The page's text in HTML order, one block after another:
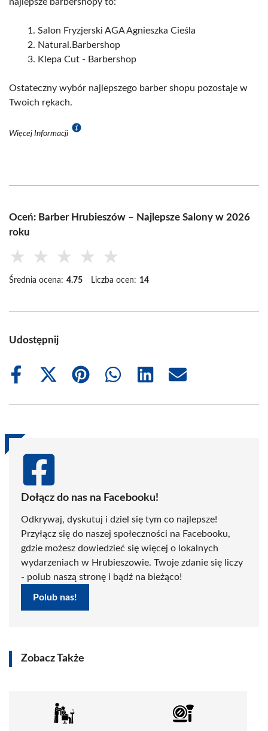
Salon Fryzjerski AGA Agnieszka Cieśla
Natural.Barbershop
Klepa Cut - Barbershop
Ostateczny wybór najlepszego barber shopu pozostaje w
Twoich rękach.
Więcej Informacji
Oceń: Barber Hrubieszów – Najlepsze Salony w 2026
roku
★ ★ ★ ★ ★
Średnia ocena: 4.75 Liczba ocen: 14
Udostępnij
Share
Share
(Twitter)
Share
Share
Share
Share
Dołącz do nas na Facebooku!
Odkrywaj, dyskutuj i dziel się tym co najlepsze!
Przyłącz się do naszej społeczności na Facebooku,
gdzie możesz dowiedzieć się więcej o lokalnych
wydarzeniach w Hrubieszowie. Twoje zdanie się liczy
- polub naszą stronę i bądź na bieżąco!
Polub nas!
Zobacz Także